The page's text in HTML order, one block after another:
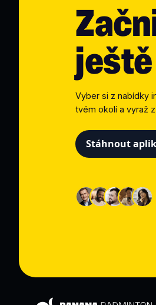
Vyber si z nabídky
tvém okolí a vyraž
Stáhnout